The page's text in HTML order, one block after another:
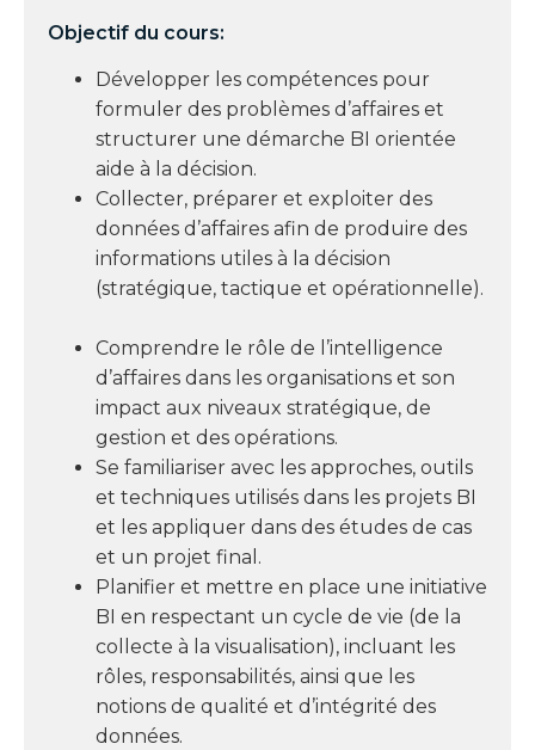
Objectif du cours:
Développer les compétences pour
formuler des problèmes d’affaires et
structurer une démarche BI orientée
aide à la décision.
Collecter, préparer et exploiter des
données d’affaires afin de produire des
informations utiles à la décision
(stratégique, tactique et opérationnelle).
Comprendre le rôle de l’intelligence
d’affaires dans les organisations et son
impact aux niveaux stratégique, de
gestion et des opérations.
Se familiariser avec les approches, outils
et techniques utilisés dans les projets BI
et les appliquer dans des études de cas
et un projet final.
Planifier et mettre en place une initiative
BI en respectant un cycle de vie (de la
collecte à la visualisation), incluant les
rôles, responsabilités, ainsi que les
notions de qualité et d’intégrité des
données.